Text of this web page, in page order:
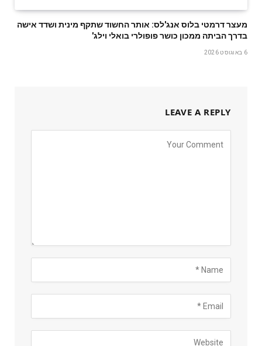
מעצר דרמטי בלוס אנג'לס: אותר החשוד שתקף מינית ושדד אישה
בדרך הביתה ממכון כושר פופולרי בואלי וילג'
6 באוגוסט 2026
LEAVE A REPLY